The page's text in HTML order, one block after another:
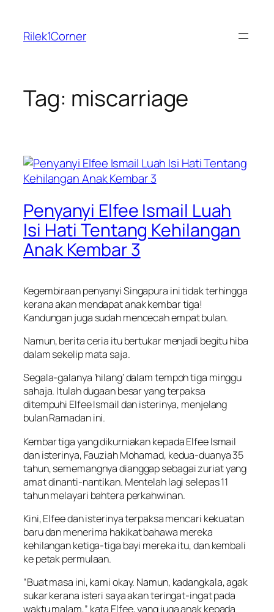
content
Rilek1Corner
Tag: miscarriage
Penyanyi Elfee Ismail Luah
Isi Hati Tentang Kehilangan
Anak Kembar 3
Kegembiraan penyanyi Singapura ini tidak terhingga
kerana akan mendapat anak kembar tiga!
Kandungan juga sudah mencecah empat bulan.
Namun, berita ceria itu bertukar menjadi begitu hiba
dalam sekelip mata saja.
Segala-galanya ‘hilang’ dalam tempoh tiga minggu
sahaja. Itulah dugaan besar yang terpaksa
ditempuhi Elfee Ismail dan isterinya, menjelang
bulan Ramadan ini.
Kembar tiga yang dikurniakan kepada Elfee Ismail
dan isterinya, Fauziah Mohamad, kedua-duanya 35
tahun, sememangnya dianggap sebagai zuriat yang
amat dinanti-nantikan. Mentelah lagi selepas 11
tahun melayari bahtera perkahwinan.
Kini, Elfee dan isterinya terpaksa mencari kekuatan
baru dan menerima hakikat bahawa mereka
kehilangan ketiga-tiga bayi mereka itu, dan kembali
ke petak permulaan.
“Buat masa ini, kami okay. Namun, kadangkala, agak
sukar kerana isteri saya akan teringat-ingat pada
waktu malam,” kata Elfee, yang juga anak kepada